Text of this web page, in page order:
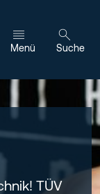
Menü Suche
TÜV